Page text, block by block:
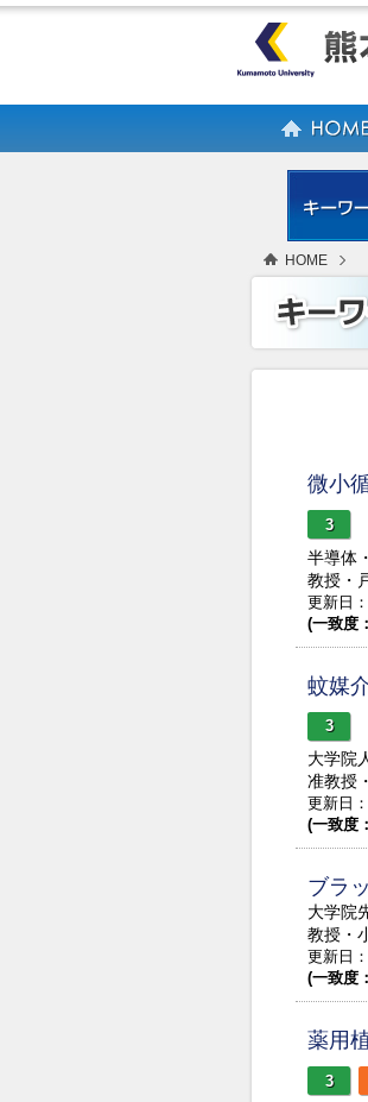
HOME
微小
3
半導体
教授・
更新日
(一致度
蚊媒
3
大学院
准教授
更新日
(一致度
ブラ
大学院
教授・
更新日
(一致度
薬用
3